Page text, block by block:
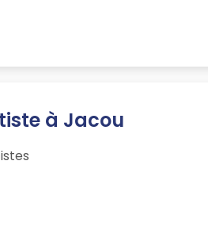
à Jacou